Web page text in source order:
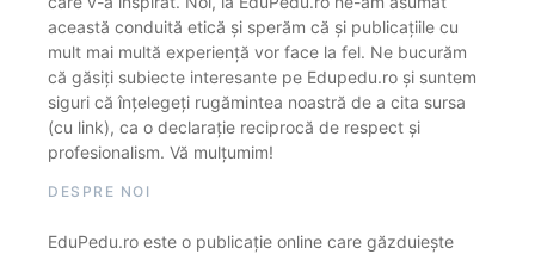
această conduită etică și sperăm că și publicațiile cu
mult mai multă experiență vor face la fel. Ne bucurăm
că găsiți subiecte interesante pe Edupedu.ro și suntem
siguri că înțelegeți rugămintea noastră de a cita sursa
(cu link), ca o declarație reciprocă de respect și
profesionalism. Vă mulțumim!
DESPRE NOI
EduPedu.ro este o publicație online care găzduiește